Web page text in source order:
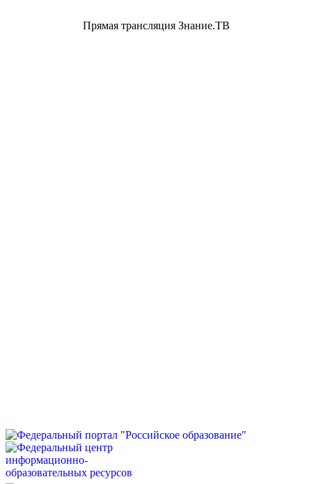
Прямая трансляция Знание.ТВ